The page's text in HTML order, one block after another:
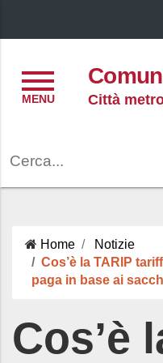
Città
Home
Notizie
Cos’è la TARIP
paga in base ai
Cos’è